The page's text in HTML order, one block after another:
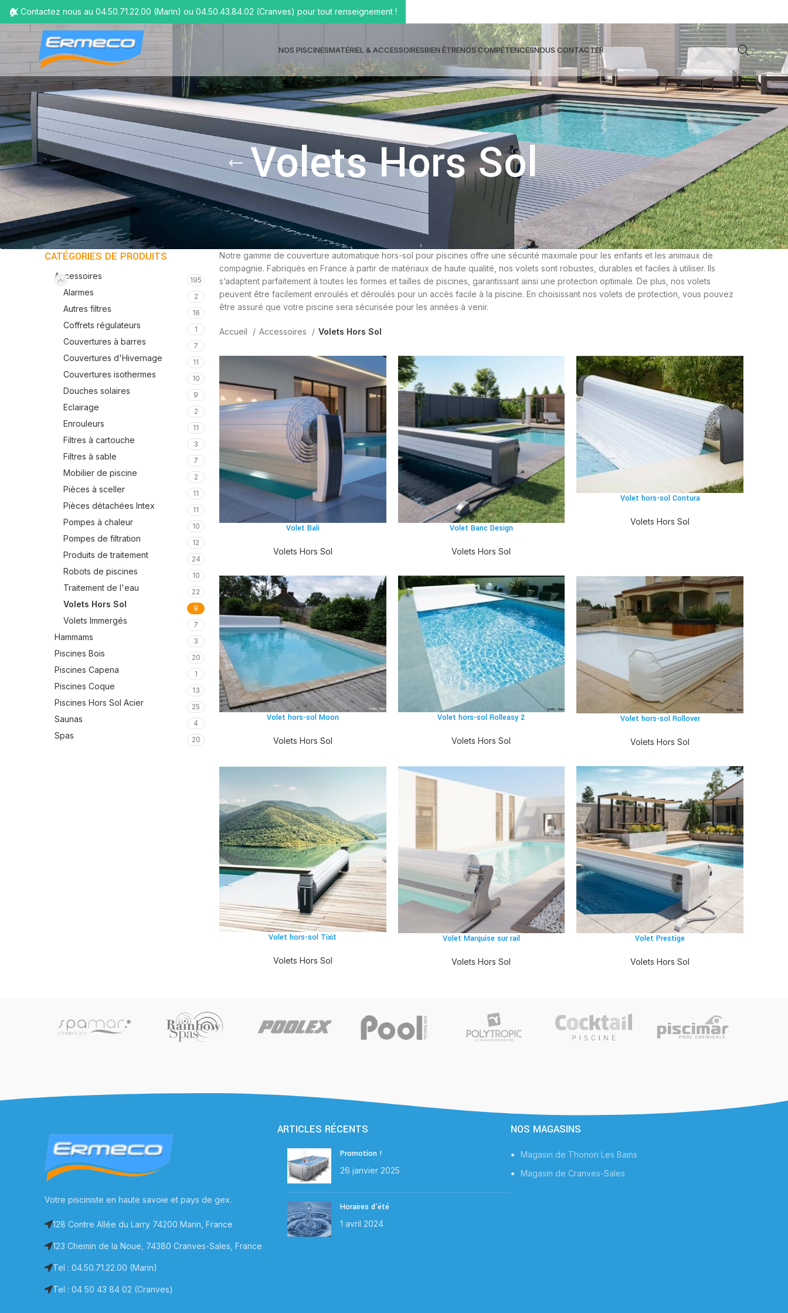
NOS PISCINESMATÉRIEL & ACCESSOIRESBIEN ÊTRENOS COMPÉTENCESNOUS CONTACTER
Volets Hors Sol
CATÉGORIES DE PRODUITS
Accessoires 195
Alarmes 2
Autres filtres 16
Coffrets régulateurs 1
Couvertures à barres 7
Couvertures d'Hivernage 11
Couvertures isothermes 10
Douches solaires 9
Eclairage 2
Enrouleurs 11
Filtres à cartouche 3
Filtres à sable 7
Mobilier de piscine 2
Pièces à sceller 11
Pièces détachées Intex 11
Pompes à chaleur 10
Pompes de filtration 12
Produits de traitement 24
Robots de piscines 10
Traitement de l'eau 22
Volets Hors Sol 9
Volets Immergés 7
Hammams 3
Piscines Bois 20
Piscines Capena 1
Piscines Coque 13
Piscines Hors Sol Acier 25
Saunas 4
Spas 20
Notre gamme de couverture automatique hors-sol pour piscines offre une sécurité maximale pour les enfants et les animaux de
compagnie. Fabriqués en France à partir de matériaux de haute qualité, nos volets sont robustes, durables et faciles à utiliser. Ils
s’adaptent parfaitement à toutes les formes et tailles de piscines, garantissant ainsi une protection optimale. De plus, nos volets
peuvent être facilement enroulés et déroulés pour un accès facile à la piscine. En choisissant nos volets de protection, vous pouvez
être assuré que votre piscine sera sécurisée pour les années à venir.
Accueil Accessoires Volets Hors Sol
Volet Bali
Volets Hors Sol
Volet Banc Design
Volets Hors Sol
Volet hors-sol Contura
Volets Hors Sol
Volet hors-sol Moon
Volets Hors Sol
Volet hors-sol Rolleasy 2
Volets Hors Sol
Volet hors-sol Rollover
Volets Hors Sol
Volet hors-sol Tixit
Volets Hors Sol
Volet Marquise sur rail
Volets Hors Sol
Volet Prestige
Volets Hors Sol
Votre pisciniste en haute savoie et pays de gex.
128 Contre Allée du Larry 74200 Marin, France
123 Chemin de la Noue, 74380 Cranves-Sales, France
Tel : 04.50.71.22.00 (Marin)
Tel : 04 50 43 84 02 (Cranves)
ARTICLES RÉCENTS
Promotion !
26 janvier 2025
Horaires d’été
1 avril 2024
NOS MAGASINS
Magasin de Thonon Les Bains
Magasin de Cranves-Sales
🏠 Contactez nous au 04.50.71.22.00 (Marin) ou 04.50.43.84.02 (Cranves) pour tout renseignement !